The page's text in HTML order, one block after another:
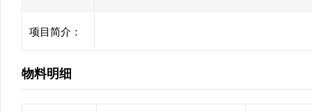
项目简介：
物料明细